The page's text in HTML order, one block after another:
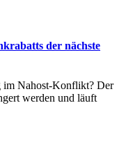
der nächste
im Nahost-Konflikt? Der
werden und läuft